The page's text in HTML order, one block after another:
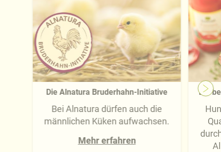
Die Alnatura Bruderhahn-Initiative
Bei Alnatura dürfen auch die
männlichen Küken aufwachsen.
Mehr erfahren
Die